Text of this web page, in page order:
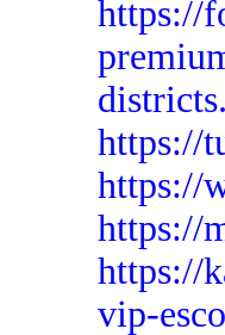
https://
https://
https://
https://
https://
vip-